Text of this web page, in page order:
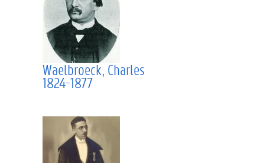
Waelbroeck, Charles
1824-1877